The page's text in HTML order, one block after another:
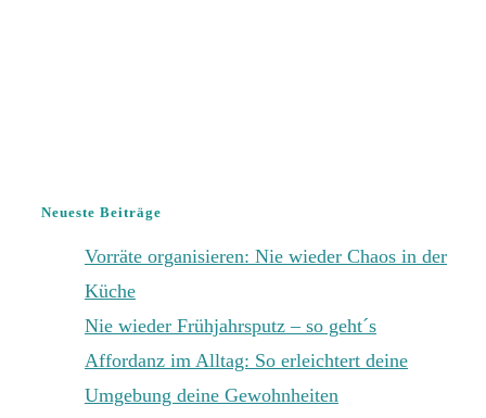
Neueste Beiträge
Vorräte organisieren: Nie wieder Chaos in der
Küche
Nie wieder Frühjahrsputz – so geht´s
Affordanz im Alltag: So erleichtert deine
Umgebung deine Gewohnheiten